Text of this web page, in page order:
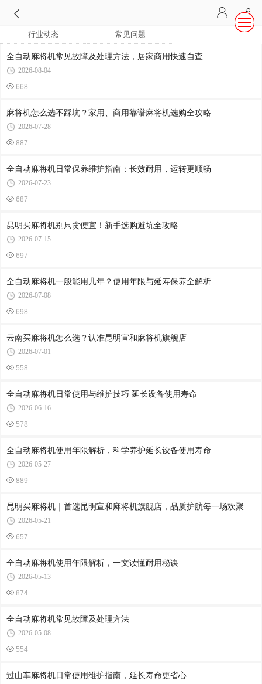
行业动态 常见问题
全自动麻将机常见故障及处理方法，居家商用快速自查
2026-08-04
668
麻将机怎么选不踩坑？家用、商用靠谱麻将机选购全攻略
2026-07-28
887
全自动麻将机日常保养维护指南：长效耐用，运转更顺畅
2026-07-23
687
昆明买麻将机别只贪便宜！新手选购避坑全攻略
2026-07-15
697
全自动麻将机一般能用几年？使用年限与延寿保养全解析
2026-07-08
698
云南买麻将机怎么选？认准昆明宣和麻将机旗舰店
2026-07-01
558
全自动麻将机日常使用与维护技巧 延长设备使用寿命
2026-06-16
578
全自动麻将机使用年限解析，科学养护延长设备使用寿命
2026-05-27
889
昆明买麻将机｜首选昆明宣和麻将机旗舰店，品质护航每一场欢聚
2026-05-21
657
全自动麻将机使用年限解析，一文读懂耐用秘诀
2026-05-13
874
全自动麻将机常见故障及处理方法
2026-05-08
554
过山车麻将机日常使用维护指南，延长寿命更省心